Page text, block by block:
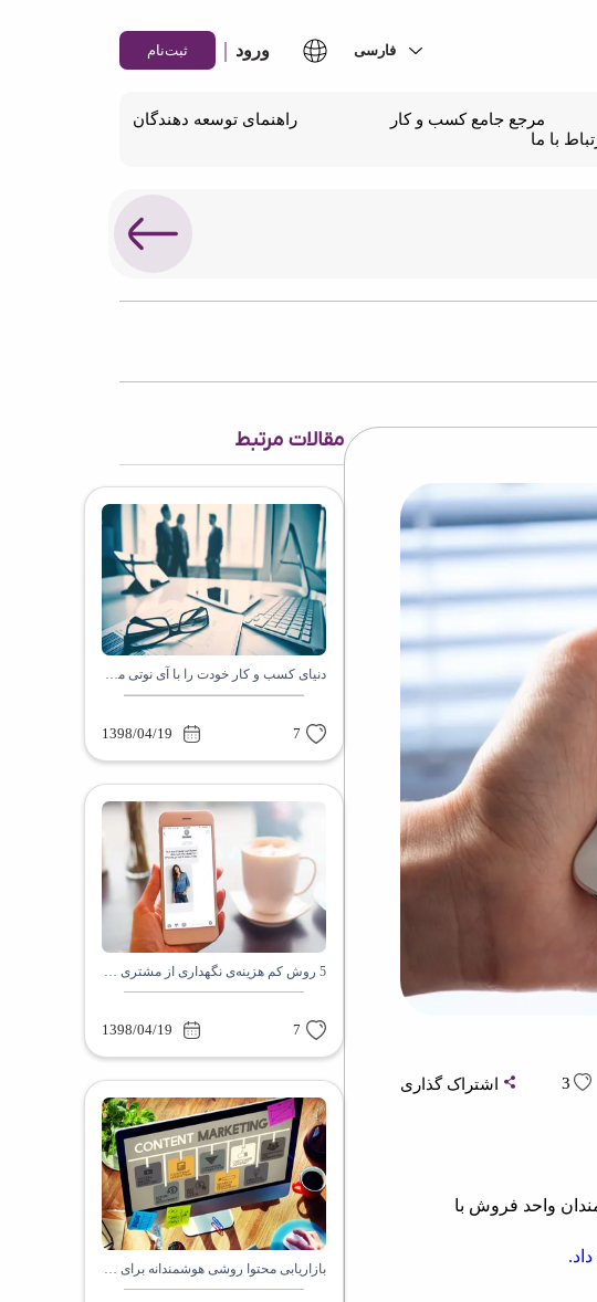
ورود | ثبت‌نام
مرجع جامع کسب و کار
راهنمای توسعه دهندگان
با ما
3 اشتراک گذاری
واحد فروش با
مقالات مرتبط
دنیای کسب و کار خودت را با آی نوتی متحول کن
7
1398/04/19
5 روش کم هزینه‌ی نگهداری از مشتری های قدیمی
7
1398/04/19